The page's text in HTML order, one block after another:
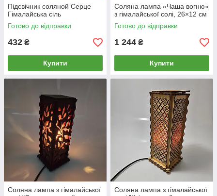
Підсвічник соляной Серце
Гімалайська сіль
Готово до відправки
432 ₴
Купити
Соляна лампа «Чаша вогню»
з гімалайської солі, 26×12 см
Готово до відправки
1 244 ₴
Купити
Соляна лампа з гімалайської
Соляна лампа з гімалайської